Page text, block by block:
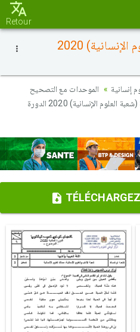
Retour
اللغة العربية (شعبة العلوم الإنسانية) 2020
إنسانية
الموحدات مع التصحيح
اللغة العربية (شعبة العلوم الإنسانية) 2020 الدورة